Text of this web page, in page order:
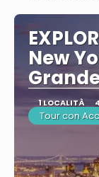
New
1 LOCALITÀ
Tour con